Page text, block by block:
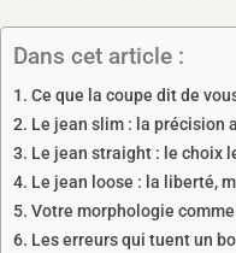
Dans cet article :
Ce que la coupe dit de
Le jean slim : la précision
Le jean straight : le choix
Le jean loose : la liberté,
Votre morphologie
Les erreurs qui tuent un